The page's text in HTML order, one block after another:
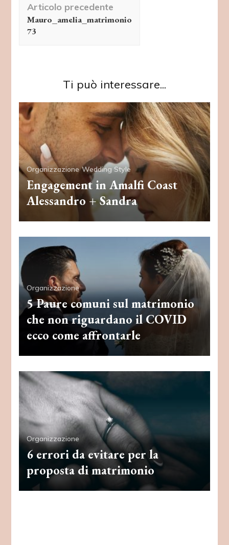
articolo
Articolo precedente
Mauro_amelia_matrimonio
73
Ti può interessare...
Organizzazione Wedding Style
Engagement in Amalfi Coast
Alessandro + Sandra
Organizzazione
5 Paure comuni sul matrimonio
che non riguardano il COVID
ecco come affrontarle
Organizzazione
6 errori da evitare per la
proposta di matrimonio